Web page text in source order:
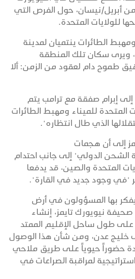
تايمز تقريراً نشر في 13 من أبريل/نيسان، حول الفرص التي
للولايات المتحدة.
ومهبط الطائرات ينتميان لمدينة
ويرى سكان تلك المنطقة
طموح دام لعقود من الزمن: ألا
إبرام صفقة مع ترامب يتم
المتحدة للميناء ومهبط الطائرات
الذي طال انتظاره".
إلى أن هجمات
الدولي" إلى جانب احتدام
المتحدة والصين، قد يدفعا
"في وجود جديد في القارة".
بها المسؤولون في أرض
نيويورك تايمز، إنشاء
طول ساحل الإقليم الممتد
على خليج عدن، ومن شأن هذا الوصول
حضوراً حيوياً على طريق ملاحي
لمراقبة الصراعات في